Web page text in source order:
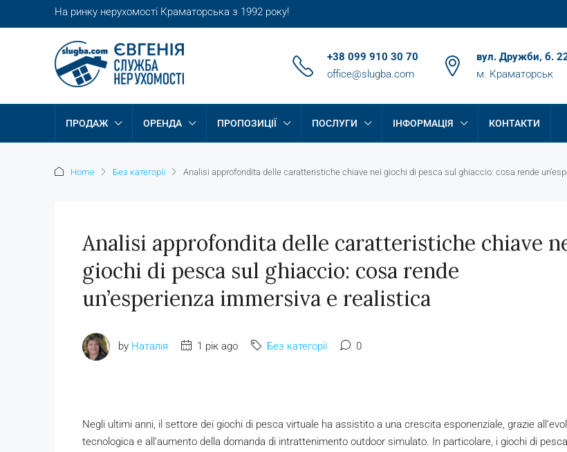
На ринку нерухомості Краматорська з 1992 року!
+38 099 910 30 70
office@slugba.com
вул. Дружби, б.
м. Краматорськ
ПРОДАЖ ОРЕНДА ПРОПОЗИЦІЇ ПОСЛУГИ ІНФОРМАЦІЯ КОНТАКТИ
Home Без категорії Analisi approfondita delle caratteristiche chiave nei giochi di pesca sul ghiaccio: cosa rende
Analisi approfondita delle caratteristiche chiave
giochi di pesca sul ghiaccio: cosa rende
un’esperienza immersiva e realistica
by Наталія 1 рік ago Без категорії 0
Negli ultimi anni, il settore dei giochi di pesca virtuale ha assistito a una crescita esponenziale, grazie
tecnologica e all’aumento della domanda di intrattenimento outdoor simulato. In particolare, i giochi di